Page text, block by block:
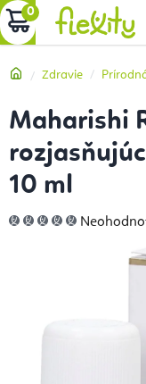
Prejsť
na
NÁKUPNÝ
Domov
Zdravie
Maharishi
10 ml
Priemerné